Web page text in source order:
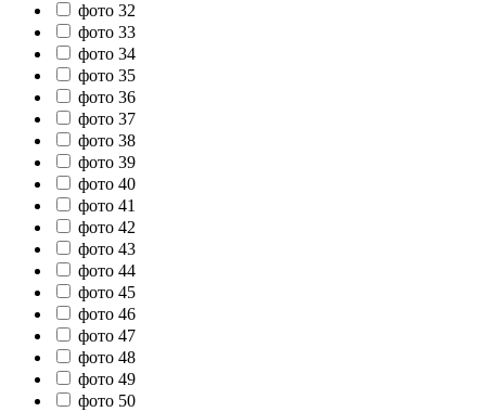
фото 32
фото 33
фото 34
фото 35
фото 36
фото 37
фото 38
фото 39
фото 40
фото 41
фото 42
фото 43
фото 44
фото 45
фото 46
фото 47
фото 48
фото 49
фото 50